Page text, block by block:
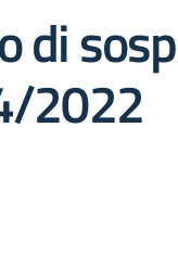
di
2022